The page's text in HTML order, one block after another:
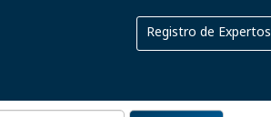
Registro de Expertos